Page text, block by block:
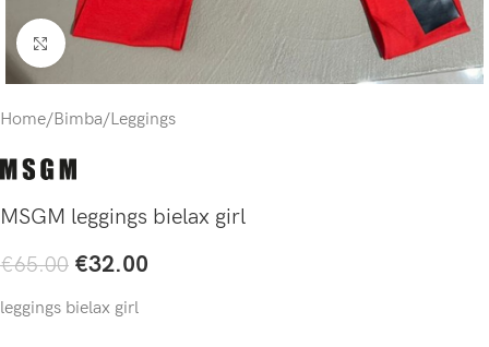
Click to enlarge
Home/Bimba/Leggings
MSGM leggings bielax girl
€65.00 €32.00
leggings bielax girl